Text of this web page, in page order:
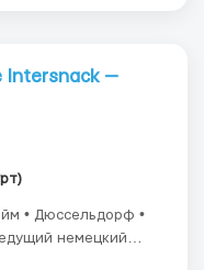
Intersnack —
• Дюссельдорф •
funny‑frisch,